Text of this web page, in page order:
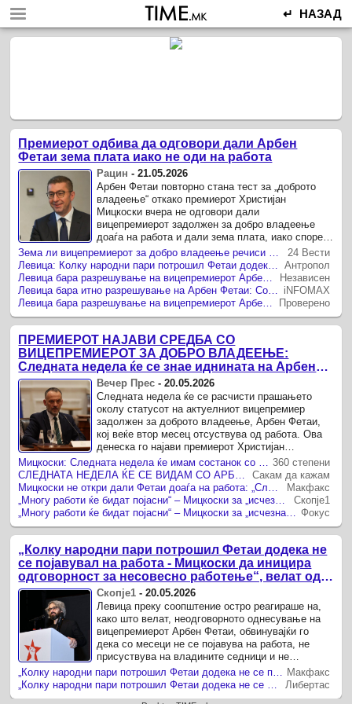
↵ НАЗАД
Премиерот одбива да одговори дали Арбен
Фетаи зема плата иако не оди на работа
Рацин -21.05.2026
Арбен Фетаи повторно стана тест за „доброто
владеење“ откако премиерот Христијан
Мицкоски вчера не одговори дали
вицепремиерот задолжен за добро владеење
доаѓа на работа и дали зема плата, иако според
објавените информации веќе втор месец не се ...
24 Вести
Антропол
Независен
iNFOMAX
Проверено
ПРЕМИЕРОТ НАЈАВИ СРЕДБА СО
ВИЦЕПРЕМИЕРОТ ЗА ДОБРО ВЛАДЕЕЊЕ:
Следната недела ќе се знае иднината на Арбен
Фетаи во Владата
Вечер Прес -20.05.2026
Следната недела ќе се расчисти прашањето
околу статусот на актуелниот вицепремиер
задолжен за доброто владеење, Арбен Фетаи,
кој веќе втор месец отсуствува од работа. Ова
денеска го најави премиерот Христијан
Мицкоски, кој најави средба во четири ...360 степени
Сакам да кажам
Макфакс
Скопје1
Фокус
„Колку народни пари потрошил Фетаи додека не
се појавувал на работа - Мицкоски да иницира
одговорност за несовесно работење“, велат од
Левица
Скопје1 -20.05.2026
Левица преку соопштение остро реагираше на,
како што велат, неодговорното однесување на
вицепремиерот Арбен Фетаи, обвинувајќи го
дека со месеци не се појавува на работа, не
присуствува на владините седници и не
одговара пред Собранието, а ...
„Колку народни пари потрошил Фетаи додека не се појавувал на работа – Мицкоски да иницира одговорност за несовесно работење“, бара Левица Макфакс
„Колку народни пари потрошил Фетаи додека не се појавувал на работа – Мицкоски да иницира одговорност за несовесно работење“, велат од Левица
Либертас